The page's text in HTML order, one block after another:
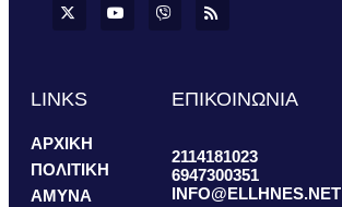
LINKS
ΑΡΧΙΚΗ
ΠΟΛΙΤΙΚΗ
ΑΜΥΝΑ
ΕΠΙΚΟΙΝΩΝΙΑ
2114181023
6947300351
INFO@ELLHNES.NET